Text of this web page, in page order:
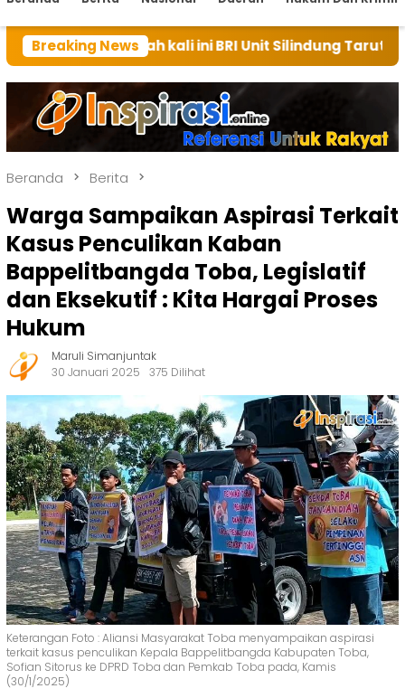
Breaking News
kali ini BRI Unit Silindung Tarutung Ingatkan
Beranda Berita
Warga Sampaikan Aspirasi Terkait
Kasus Penculikan Kaban
Bappelitbangda Toba, Legislatif
dan Eksekutif : Kita Hargai Proses
Hukum
Maruli Simanjuntak
30 Januari 2025
375 Dilihat
Keterangan Foto : Aliansi Masyarakat Toba menyampaikan aspirasi
terkait kasus penculikan Kepala Bappelitbangda Kabupaten Toba,
Sofian Sitorus ke DPRD Toba dan Pemkab Toba pada, Kamis
(30/1/2025)